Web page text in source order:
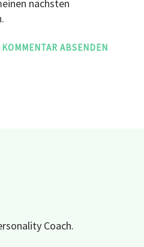
nächsten
Coach.